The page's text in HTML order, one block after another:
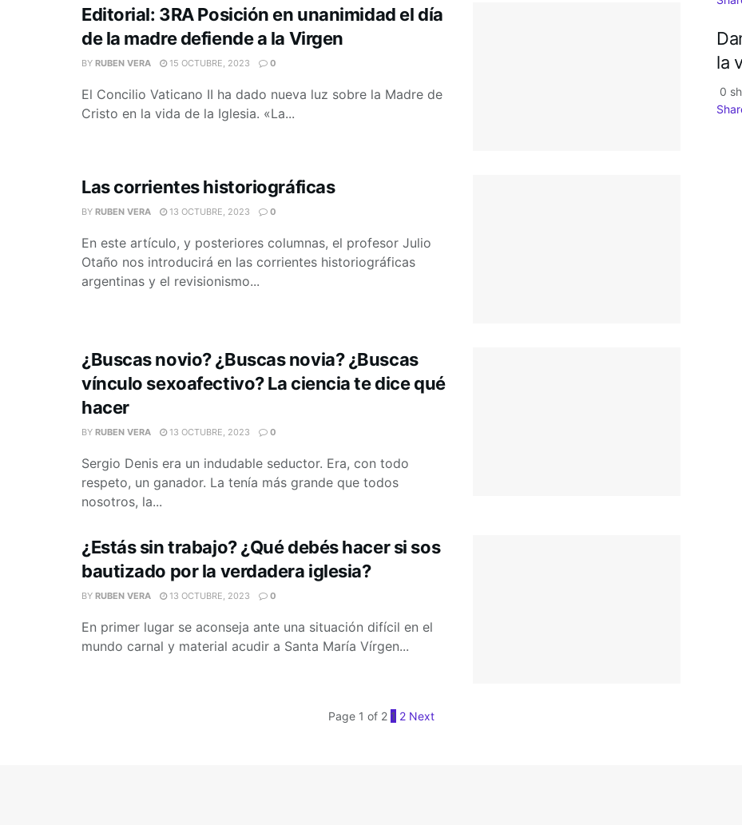
Editorial: 3RA Posición en unanimidad el día
de la madre defiende a la Virgen
BY RUBEN VERA 15 OCTUBRE, 2023 0
El Concilio Vaticano II ha dado nueva luz sobre la Madre de
Cristo en la vida de la Iglesia. «La...
Las corrientes historiográficas
BY RUBEN VERA 13 OCTUBRE, 2023 0
En este artículo, y posteriores columnas, el profesor Julio
Otaño nos introducirá en las corrientes historiográficas
argentinas y el revisionismo...
¿Buscas novio? ¿Buscas novia? ¿Buscas
vínculo sexoafectivo? La ciencia te dice qué
hacer
BY RUBEN VERA 13 OCTUBRE, 2023 0
Sergio Denis era un indudable seductor. Era, con todo
respeto, un ganador. La tenía más grande que todos
nosotros, la...
¿Estás sin trabajo? ¿Qué debés hacer si sos
bautizado por la verdadera iglesia?
BY RUBEN VERA 13 OCTUBRE, 2023 0
En primer lugar se aconseja ante una situación difícil en el
mundo carnal y material acudir a Santa María Vírgen...
Page 1 of 2 1 2 Next
la
0